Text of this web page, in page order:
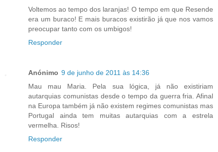
Voltemos ao tempo dos laranjas! O tempo em que Resende
era um buraco! E mais buracos existirão já que nos vamos
preocupar tanto com os umbigos!
Responder
Anónimo 9 de junho de 2011 às 14:36
Mau mau Maria. Pela sua lógica, já não existiriam
autarquias comunistas desde o tempo da guerra fria. Afinal
na Europa também já não existem regimes comunistas mas
Portugal ainda tem muitas autarquias com a estrela
vermelha. Risos!
Responder